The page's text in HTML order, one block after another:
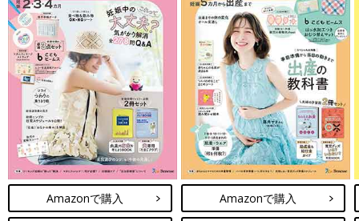
Amazonで購入 Amazonで購入